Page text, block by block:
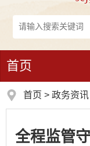
首页
首页 > 政务资讯
全程监管